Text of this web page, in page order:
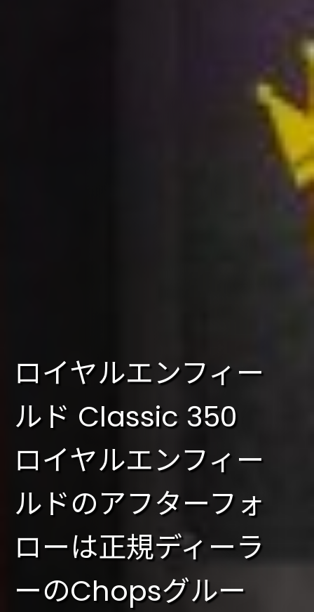
ロイヤルエンフィー
ルド Classic 350
ロイヤルエンフィー
ルドのアフターフォ
ローは正規ディーラ
ーのChopsグルー